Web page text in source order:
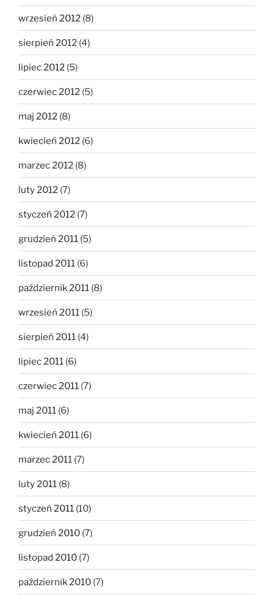
wrzesień 2012 (8)
sierpień 2012 (4)
lipiec 2012 (5)
czerwiec 2012 (5)
maj 2012 (8)
kwiecień 2012 (6)
marzec 2012 (8)
luty 2012 (7)
styczeń 2012 (7)
grudzień 2011 (5)
listopad 2011 (6)
październik 2011 (8)
wrzesień 2011 (5)
sierpień 2011 (4)
lipiec 2011 (6)
czerwiec 2011 (7)
maj 2011 (6)
kwiecień 2011 (6)
marzec 2011 (7)
luty 2011 (8)
styczeń 2011 (10)
grudzień 2010 (7)
listopad 2010 (7)
październik 2010 (7)